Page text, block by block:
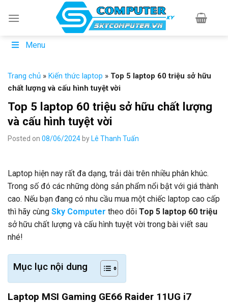
Menu
Trang chủ » Kiến thức laptop » Top 5 laptop 60 triệu sở hữu
chất lượng và cấu hình tuyệt vời
Top 5 laptop 60 triệu sở hữu chất lượng
và cấu hình tuyệt vời
Posted on 08/06/2024 by Lê Thanh Tuấn
Laptop hiện nay rất đa dạng, trải dài trên nhiều phân khúc.
Trong số đó các những dòng sản phẩm nổi bật với giá thành
cao. Nếu bạn đang có nhu cầu mua một chiếc laptop cao cấp
thì hãy cùng Sky Computer theo dõi Top 5 laptop 60 triệu
sở hữu chất lượng và cấu hình tuyệt vời trong bài viết sau
nhé!
Mục lục nội dung
Laptop MSI Gaming GE66 Raider 11UG i7